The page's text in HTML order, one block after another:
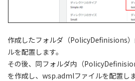
作成したフォルダ（PolicyDefinisions
ルを配置します。
その後、同フォルダ内（
を作成し、wsp.admlファイルを配置しま